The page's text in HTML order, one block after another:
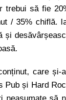
trebui să fie
/ 35% chiflă.
și
care și-
Pub și Hard
neasumate să